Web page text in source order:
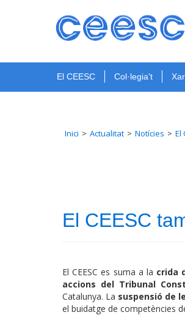
El CEESC Col·legia't
Inici Actualitat Notícies El
El CEESC
El CEESC es suma a la crida
accions del Tribunal
Catalunya. La suspensió de
el buidatge de competències